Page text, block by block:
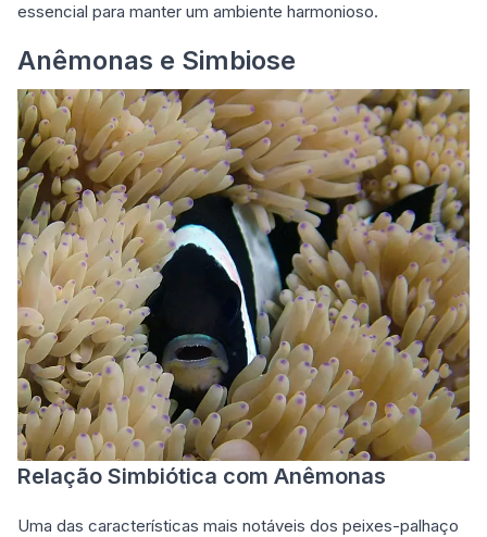
essencial para manter um ambiente harmonioso.
Anêmonas e Simbiose
Relação Simbiótica com Anêmonas
Uma das características mais notáveis dos peixes-palhaço